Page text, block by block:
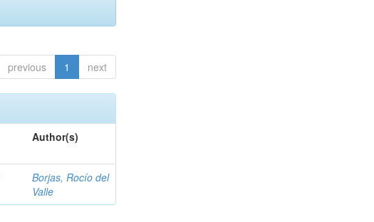
previous 1 next
Author(s)
Borjas, Rocío del
Valle